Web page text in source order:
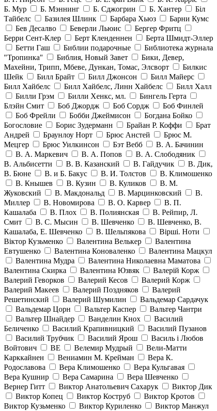
Б. Мур
Б. Мэннинг Б. Сджогрин Б. Хантер
Біл
Тайбелс
Базилея Шлинк Барбара Хьюз
Барни Кумс
Бев Десалво
Беверли Льюис
Бергер Фритц
Берри Сент-Клер
Берт Кленденнен
Берта Шмидт-Эллер
Бетти Гаш
Библии подарочные
Библиотека журнала
"Тропинка"
Библия, Новый Завет
Бики, Девер,
Махейни, Трипп, Мбеве, Дункан, Томас, Элсворт
Билкис
Шейк
Билл Брайт Билл Джонсон
Билл Майерс
Билл Хайбелс
Билл Хайбелс, Линн Хайбелс
Билл Халл
Билли Грэм
Билли Хенкс, мл.
Бингель Герта
Блэйн Смит
Боб Джордж Боб Сордж
Боб Финлей
Боб Фрейли
Бобби Джеймисон
Богдана Бойко
Богословие
Борис Зудерманн Брайан Р. Коффи
Брат
Андрей
Браунлоу Норт Брюс Анстей
Брюс М.
Мецгер
Брюс Уилкинсон Бэт Вебб
В. А. Бачинин
В. А. Маркевич
В. А. Попов
В. А. Слободяник
В. Альбисетти
В. В. Казанский В. Гайдучик
В. Дик,
В. Бюне
В. и Б. Бакус В. И. Толстов
В. Климошенко
В. Кнышев
В. Кузин В. Куликов
В. М.
Жуковский
В. Макдональд В. Марцинковский
В.
Миллер
В. Новомирова В. О. Карвер
В. П.
Кашалаба
В. Плох В. Полиянская
В. Рейпир, Л.
Смит
В. С. Мысин В. Шевченко
В. Шевченко, В.
Кашалаба, Е. Шевченко
В. Шельпякова
Вiршi. Ноти
Віктор Кузьменко
Валентина Велькер
Валентина
Евтушенко
Валентина Коноваленко
Валентина Мацкул
Валентина Мудра
Валентина Николаевна Маматова
Валентина Скирка
Валентина Юзвяк
Валерій Корж
Валерий Геворков
Валерий Кесов
Валерий Корж
Валерий Макеев
Валерий Поздняков
Валерий
Решетинский
Валерий Шумилин
Вальдемар Сардачук
Вальдемар Цорн
Вальтер Каспер
Вальтер Чантри
Вальтер Шнайдер
Ванделин Кнох
Василий
Беличенко
Василий Крапивницкий
Василий Пузанов
Василий Трубчик
Василий Ярош
Василь і Любов
Войтович
ВЕ Велемир Мудрый
Вели-Матти
Карккайнен
Вениамин М. Крейман
Вера К.
Родославова
Вера Климошенко
Вера Кульгавая
Вера Кушнир
Вера Самарина
Вера Шевченко
Вернер Гитт
Виктор Анатольевич Сахарук
Виктор Дик
Виктор Копец
Виктор Коструб
Виктор Кротов
Виктор Кузьменко
Виктор Куриленко
Виктор Манжул